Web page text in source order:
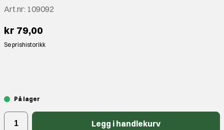
Art.nr: 109092
kr 79,00
Se prishistorikk
På lager
Legg i handlekurv